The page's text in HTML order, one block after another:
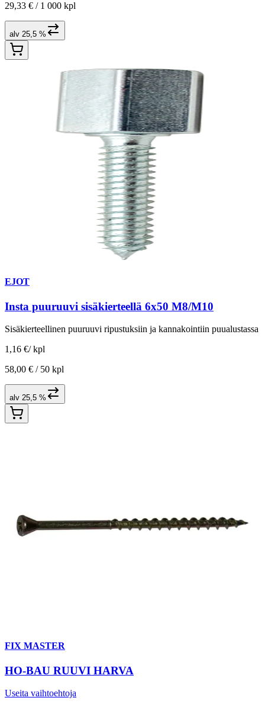
29,33 € / 1 000 kpl
alv 25,5 %
EJOT
Insta puuruuvi sisäkierteellä 6x50 M8/M10
Sisäkierteellinen puuruuvi ripustuksiin ja kannakointiin puualustassa
1,16 €/ kpl
58,00 € / 50 kpl
alv 25,5 %
FIX MASTER
HO-BAU RUUVI HARVA
Useita vaihtoehtoja